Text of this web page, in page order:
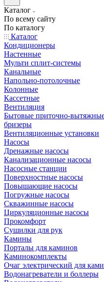
Каталог
По всему сайту
По каталогу
Каталог
Кондиционеры
Настенные
Мульти сплит-системы
Канальные
Напольно-потолочные
Колонные
Кассетные
Вентиляция
Бытовые приточно-
бризеры
Вентиляционные установки
Насосы
Дренажные насосы
Канализационные насосы
Насосные станции
Поверхностные насосы
Повышающие насосы
Погружные насосы
Скважинные насосы
Циркуляционные насосы
Прокомфорт
Сушилки для рук
Камины
Порталы для каминов
Каминокомплекты
Очаг электрический для
Водонагреватели и боллеры